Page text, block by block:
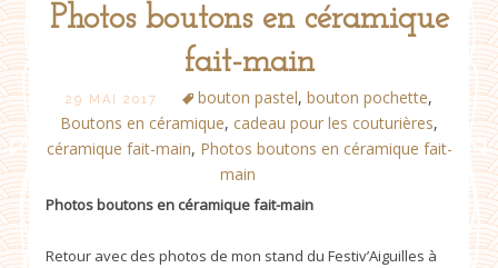
Photos boutons en céramique
fait-main
29 MAI 2017 bouton pastel, bouton pochette,
Boutons en céramique, cadeau pour les couturières,
céramique fait-main, Photos boutons en céramique fait-
main
Photos boutons en céramique fait-main
Retour avec des photos de mon stand du Festiv’Aiguilles à